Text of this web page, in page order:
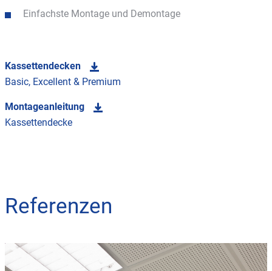
Einfachste Montage und Demontage
Kassettendecken
Basic, Excellent & Premium
Montageanleitung
Kassettendecke
Referenzen